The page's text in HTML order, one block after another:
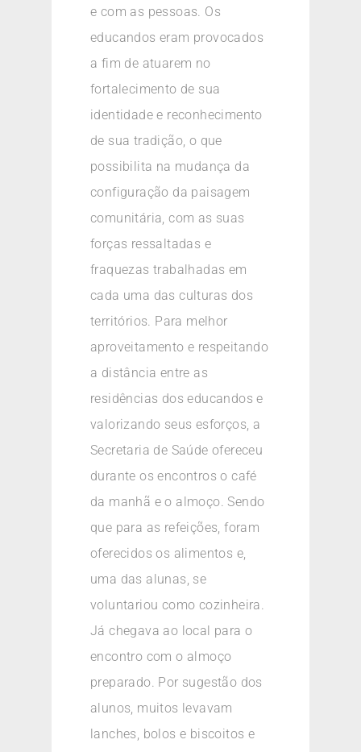
e com as pessoas. Os
educandos eram provocados
a fim de atuarem no
fortalecimento de sua
identidade e reconhecimento
de sua tradição, o que
possibilita na mudança da
configuração da paisagem
comunitária, com as suas
forças ressaltadas e
fraquezas trabalhadas em
cada uma das culturas dos
territórios. Para melhor
aproveitamento e respeitando
a distância entre as
residências dos educandos e
valorizando seus esforços, a
Secretaria de Saúde ofereceu
durante os encontros o café
da manhã e o almoço. Sendo
que para as refeições, foram
oferecidos os alimentos e,
uma das alunas, se
voluntariou como cozinheira.
Já chegava ao local para o
encontro com o almoço
preparado. Por sugestão dos
alunos, muitos levavam
lanches, bolos e biscoitos e